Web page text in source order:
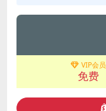
VIP会员
免费